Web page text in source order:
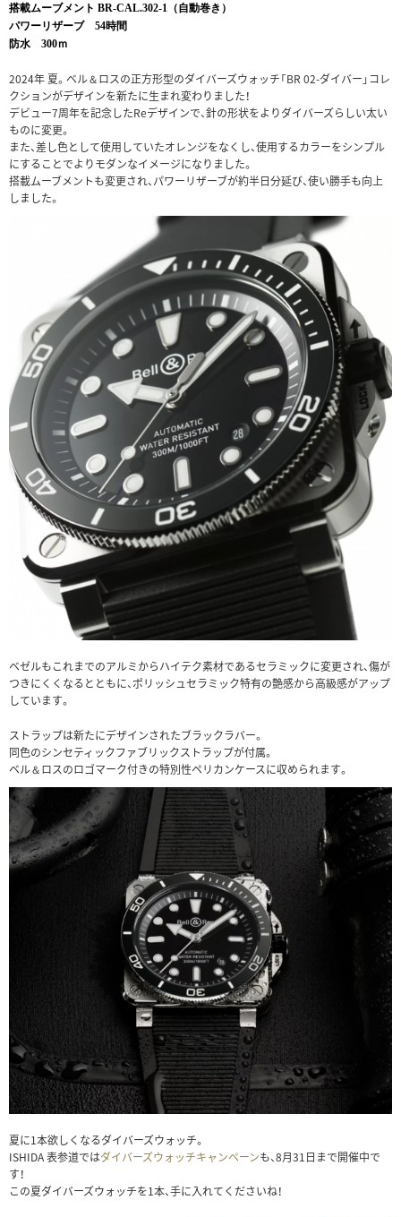
搭載ムーブメント BR-CAL.302-1（自動巻き）
パワーリザーブ 54時間
防水 300ｍ
2024年 夏。ベル＆ロスの正方形型のダイバーズウォッチ「BR 02-ダイバー」コレ
クションがデザインを新たに生まれ変わりました！
デビュー7周年を記念したReデザインで、針の形状をよりダイバーズらしい太い
ものに変更。
また、差し色として使用していたオレンジをなくし、使用するカラーをシンプル
にすることでよりモダンなイメージになりました。
搭載ムーブメントも変更され、パワーリザーブが約半日分延び、使い勝手も向上
しました。
ベゼルもこれまでのアルミからハイテク素材であるセラミックに変更され、傷が
つきにくくなるとともに、ポリッシュセラミック特有の艶感から高級感がアップ
しています。
ストラップは新たにデザインされたブラックラバー。
同色のシンセティックファブリックストラップが付属。
ベル＆ロスのロゴマーク付きの特別性ペリカンケースに収められます。
夏に1本欲しくなるダイバーズウォッチ。
ISHIDA 表参道ではダイバーズウォッチキャンペーンも、8月31日まで開催中で
す！
この夏ダイバーズウォッチを1本、手に入れてくださいね！